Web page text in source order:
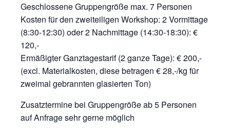
Geschlossene Gruppengröße max. 7 Personen
Kosten für den zweiteiligen Workshop: 2 Vormittage
(8:30-12:30) oder 2 Nachmittage (14:30-18:30): €
120,-
Ermäßigter Ganztagestarif (2 ganze Tage): € 200,-
(excl. Materialkosten, diese betragen € 28,-/kg für
zweimal gebrannten glasierten Ton)
Zusatztermine bei Gruppengröße ab 5 Personen
auf Anfrage sehr gerne möglich